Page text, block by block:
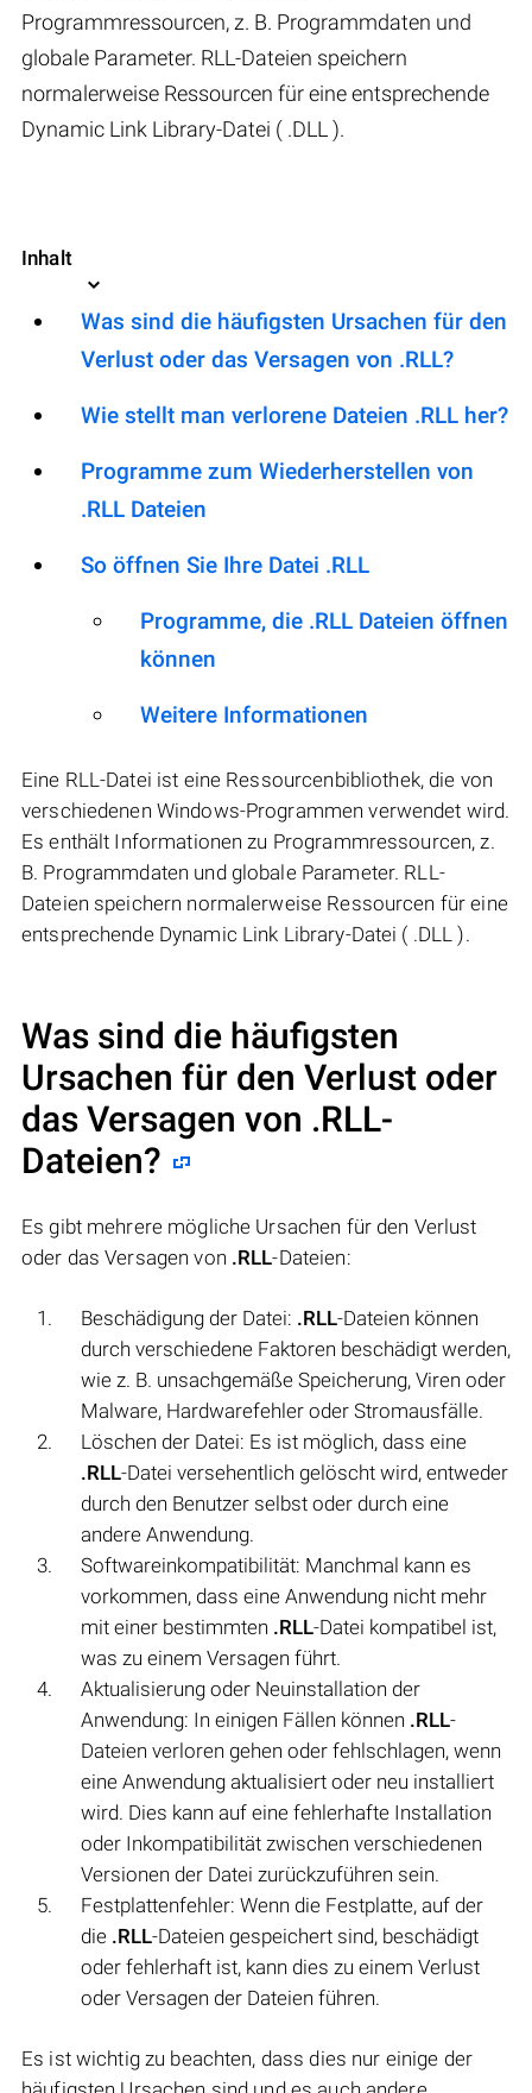
Programmressourcen, z. B. Programmdaten und
globale Parameter. RLL-Dateien speichern
normalerweise Ressourcen für eine entsprechende
Dynamic Link Library-Datei ( .DLL ).
Inhalt
Was sind die häufigsten Ursachen für den
Verlust oder das Versagen von .RLL?
Wie stellt man verlorene Dateien .RLL her?
Programme zum Wiederherstellen von
.RLL Dateien
So öffnen Sie Ihre Datei .RLL
Programme, die .RLL Dateien öffnen
können
Weitere Informationen
Eine RLL-Datei ist eine Ressourcenbibliothek, die von
verschiedenen Windows-Programmen verwendet wird.
Es enthält Informationen zu Programmressourcen, z.
B. Programmdaten und globale Parameter. RLL-
Dateien speichern normalerweise Ressourcen für eine
entsprechende Dynamic Link Library-Datei ( .DLL ).
Was sind die häufigsten
Ursachen für den Verlust oder
das Versagen von .RLL-
Dateien?
Es gibt mehrere mögliche Ursachen für den Verlust
oder das Versagen von .RLL-Dateien:
Beschädigung der Datei: .RLL-Dateien können
durch verschiedene Faktoren beschädigt werden,
wie z. B. unsachgemäße Speicherung, Viren oder
Malware, Hardwarefehler oder Stromausfälle.
Löschen der Datei: Es ist möglich, dass eine
.RLL-Datei versehentlich gelöscht wird, entweder
durch den Benutzer selbst oder durch eine
andere Anwendung.
Softwareinkompatibilität: Manchmal kann es
vorkommen, dass eine Anwendung nicht mehr
mit einer bestimmten .RLL-Datei kompatibel ist,
was zu einem Versagen führt.
Aktualisierung oder Neuinstallation der
Anwendung: In einigen Fällen können .RLL-
Dateien verloren gehen oder fehlschlagen, wenn
eine Anwendung aktualisiert oder neu installiert
wird. Dies kann auf eine fehlerhafte Installation
oder Inkompatibilität zwischen verschiedenen
Versionen der Datei zurückzuführen sein.
Festplattenfehler: Wenn die Festplatte, auf der
die .RLL-Dateien gespeichert sind, beschädigt
oder fehlerhaft ist, kann dies zu einem Verlust
oder Versagen der Dateien führen.
Es ist wichtig zu beachten, dass dies nur einige der